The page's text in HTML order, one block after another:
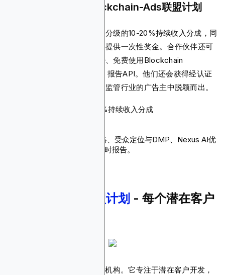
为什么您应该推广Blockchain-Ads联盟计划
该计划根据合作伙伴级别提供分级的10-20%持续收入分成，同
时为从竞争广告平台转移客户提供一次性奖金。合作伙伴还可
获得专属客户经理、销售支持、免费使用Blockchain
Analytics、链上自定义受众、报告API。他们还会获得经认证
的合作伙伴徽章，帮助您在受监管行业的广告主中脱颖而出。
佣金：基于级别的10-20%持续收入分成
产品：全栈DSP/广告网络、受众定位与DMP、Nexus AI优
化、链上归因与分析、实时报告。
Round Sky联盟计划 - 每个潜在客户
Round Sky平台不是直接贷款机构。它专注于潜在客户开发，